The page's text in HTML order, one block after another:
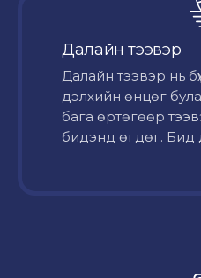
Далайн тээвэр
Далайн тээвэр нь
дэлхийн өнцөг
бага өртөгөөр
бидэнд өгдөг. Бид